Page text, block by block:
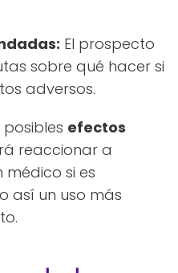
El prospecto
sobre qué hacer si
adversos.
efectos
reaccionar a
si es
así un uso más